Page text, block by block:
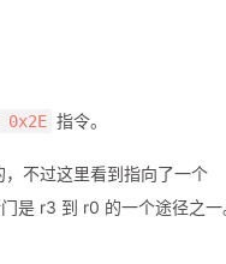
指令。
，不过这里看到指向了一个
是 r3 到 r0 的一个途径之一